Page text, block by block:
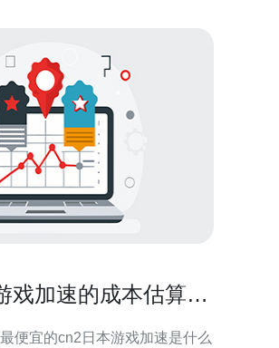
戏加速的成本估算与
便宜的cn2日本游戏加速是什么